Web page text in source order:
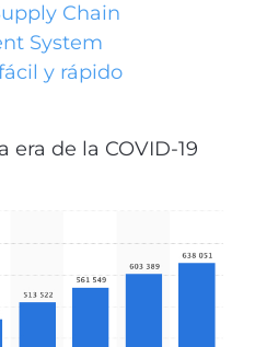
Chain
System
y rápido
era de la COVID-19